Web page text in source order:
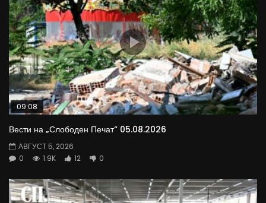
09:08
Вести на „Слободен Печат“ 05.08.2026
АВГУСТ 5, 2026
0
1.9K 12 0